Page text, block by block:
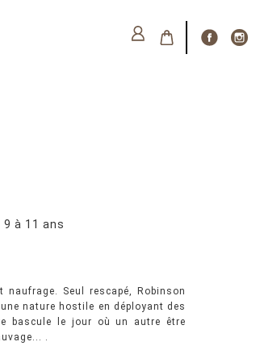
à 11 ans
Seul rescapé, Robinson
nature hostile en déployant des
bascule le jour où un autre être
.